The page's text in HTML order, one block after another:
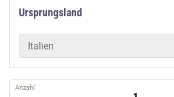
Ursprungsland
Italien
Anzahl